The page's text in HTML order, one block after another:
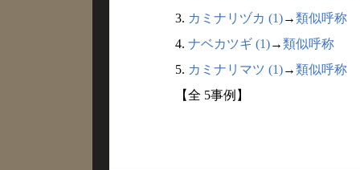
3. カミナリヅカ (1)→類似呼称
4. ナベカツギ (1)→類似呼称
5. カミナリマツ (1)→類似呼称
【全 5事例】